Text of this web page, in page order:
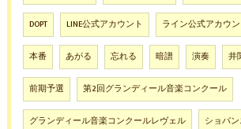
DOPT LINE公式アカウント ライン公式アカウ
本番 あがる 忘れる 暗譜 演奏 井
前期予選 第2回グランディール音楽コンクール
グランディール音楽コンクールレヴェル ショパ